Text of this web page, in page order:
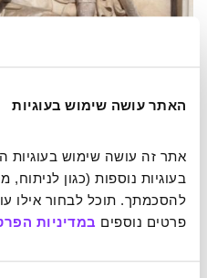
האתר עושה שימוש בעוגיות
פרטים נוספים במדיניות
3. הטיזר
אמצעי זה עוצמתי כל-כך